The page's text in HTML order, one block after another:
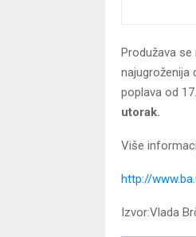
Produžava
najugroženija
poplava od
utorak.
Više
http://
Izvor:Vlada